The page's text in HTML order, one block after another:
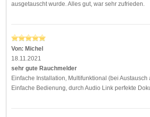
ausgetauscht wurde. Alles gut, war sehr zufrieden.
Von: Michel
18.11.2021
sehr gute Rauchmelder
Einfache Installation, Multifunktional (bei
Einfache Bedienung, durch Audio Link perfekte